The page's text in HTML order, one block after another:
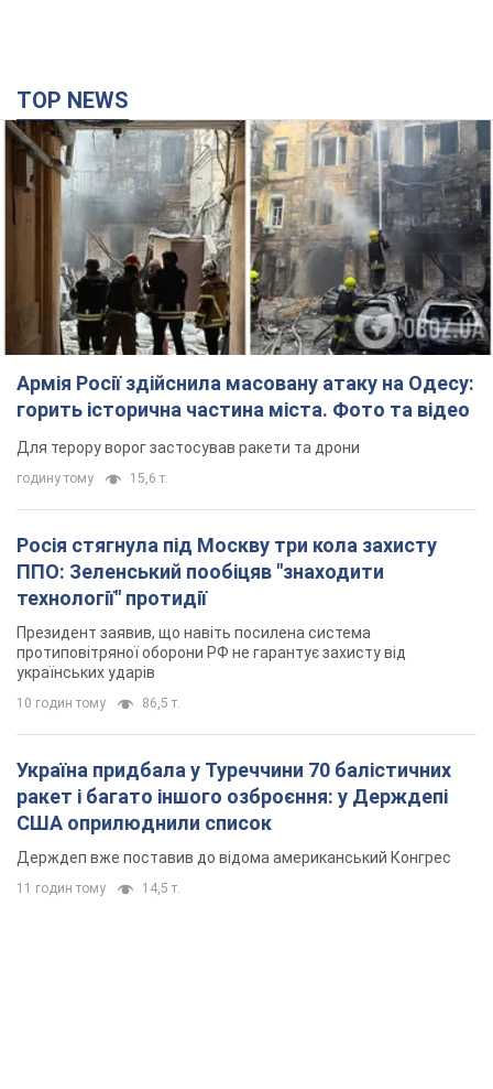
TOP NEWS
Армія Росії здійснила масовану атаку на Одесу:
горить історична частина міста. Фото та відео
Для терору ворог застосував ракети та дрони
годину тому 15,6 т.
Росія стягнула під Москву три кола захисту
ППО: Зеленський пообіцяв "знаходити
технології" протидії
Президент заявив, що навіть посилена система
протиповітряної оборони РФ не гарантує захисту від
українських ударів
10 годин тому 86,5 т.
Україна придбала у Туреччини 70 балістичних
ракет і багато іншого озброєння: у Держдепі
США оприлюднили список
Держдеп вже поставив до відома американський Конгрес
11 годин тому 14,5 т.